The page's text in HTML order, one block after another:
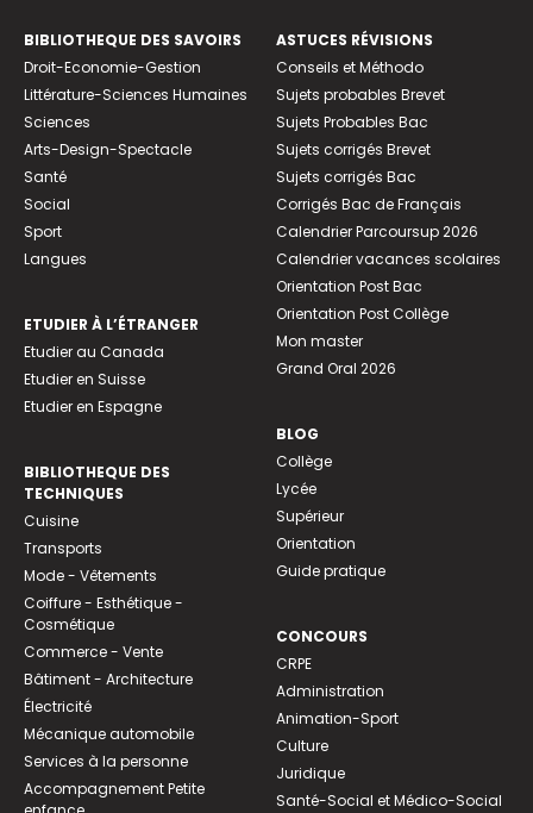
BIBLIOTHEQUE DES SAVOIRS
Droit-Economie-Gestion
Littérature-Sciences Humaines
Sciences
Arts-Design-Spectacle
Santé
Social
Sport
Langues
ETUDIER À L’ÉTRANGER
Etudier au Canada
Etudier en Suisse
Etudier en Espagne
BIBLIOTHEQUE DES
TECHNIQUES
Cuisine
Transports
Mode - Vêtements
Coiffure - Esthétique -
Cosmétique
Commerce - Vente
Bâtiment - Architecture
Électricité
Mécanique automobile
Services à la personne
Accompagnement Petite
ASTUCES RÉVISIONS
Conseils et Méthodo
Sujets probables Brevet
Sujets Probables Bac
Sujets corrigés Brevet
Sujets corrigés Bac
Corrigés Bac de Français
Calendrier Parcoursup 2026
Calendrier vacances scolaires
Orientation Post Bac
Orientation Post Collège
Mon master
Grand Oral 2026
BLOG
Collège
Lycée
Supérieur
Orientation
Guide pratique
CONCOURS
CRPE
Administration
Animation-Sport
Culture
Juridique
Santé-Social et Médico-Social